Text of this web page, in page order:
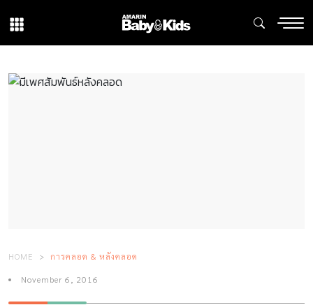
HOME การคลอด & หลังคลอด
November 6, 2016